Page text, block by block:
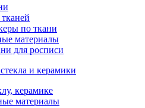
по ткани
материалы
для росписи
и керамики
керамике
материалы